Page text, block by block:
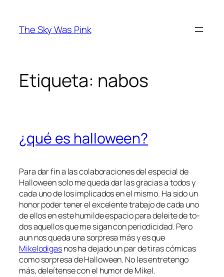
contenido
The Sky Was Pink
Etiqueta: nabos
¿qué es halloween?
Para dar fin a las co­la­bo­ra­cio­nes del es­pe­cial de
Halloween so­lo me que­da dar las gra­cias a to­dos y
ca­da uno de los im­pli­ca­dos en el mis­mo. Ha si­do un
ho­nor po­der te­ner el ex­ce­len­te tra­ba­jo de ca­da uno
de ellos en es­te hu­mil­de es­pa­cio pa­ra de­lei­te de to­
dos aque­llos que me si­gan con pe­rio­di­ci­dad. Pero
aun nos que­da una sor­pre­sa más y es que
Mikelodigasnos ha de­ja­do un par de ti­ras có­mi­cas
co­mo sor­pre­sa de Halloween. No les en­tre­ten­go
más, de­leí­ten­se con el hu­mor de Mikel.